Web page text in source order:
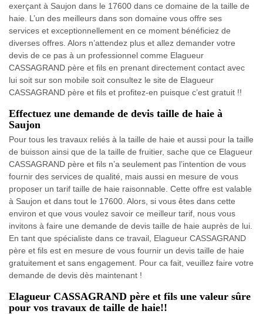
exerçant à Saujon dans le 17600 dans ce domaine de la taille de
haie. L’un des meilleurs dans son domaine vous offre ses
services et exceptionnellement en ce moment bénéficiez de
diverses offres. Alors n’attendez plus et allez demander votre
devis de ce pas à un professionnel comme Elagueur
CASSAGRAND père et fils en prenant directement contact avec
lui soit sur son mobile soit consultez le site de Elagueur
CASSAGRAND père et fils et profitez-en puisque c’est gratuit !!
Effectuez une demande de devis taille de haie à
Saujon
Pour tous les travaux reliés à la taille de haie et aussi pour la taille
de buisson ainsi que de la taille de fruitier, sache que ce Elagueur
CASSAGRAND père et fils n’a seulement pas l’intention de vous
fournir des services de qualité, mais aussi en mesure de vous
proposer un tarif taille de haie raisonnable. Cette offre est valable
à Saujon et dans tout le 17600. Alors, si vous êtes dans cette
environ et que vous voulez savoir ce meilleur tarif, nous vous
invitons à faire une demande de devis taille de haie auprès de lui.
En tant que spécialiste dans ce travail, Elagueur CASSAGRAND
père et fils est en mesure de vous fournir un devis taille de haie
gratuitement et sans engagement. Pour ca fait, veuillez faire votre
demande de devis dès maintenant !
Elagueur CASSAGRAND père et fils une valeur sûre
pour vos travaux de taille de haie!!